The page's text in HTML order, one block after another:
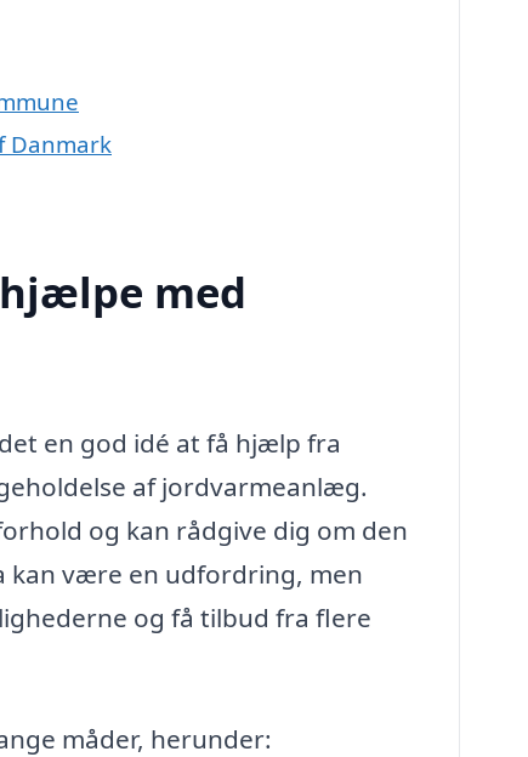
Danmark
med
en god idé at få hjælp fra
af jordvarmeanlæg.
og kan rådgive dig om den
kan være en udfordring, men
og få tilbud fra flere
måder, herunder: